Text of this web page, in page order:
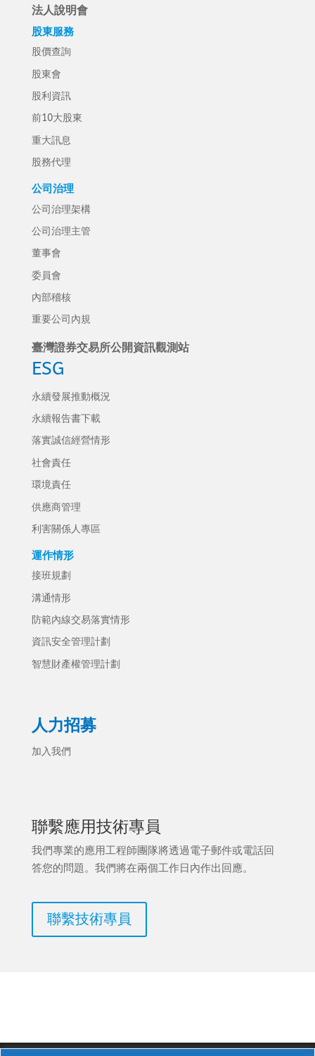
法人說明會
股東服務
股價查詢
股東會
股利資訊
前10大股東
重大訊息
股務代理
公司治理
公司治理架構
公司治理主管
董事會
委員會
內部稽核
重要公司內規
臺灣證券交易所公開資訊觀測站
ESG
永續發展推動概況
永續報告書下載
落實誠信經營情形
社會責任
環境責任
供應商管理
利害關係人專區
運作情形
接班規劃
溝通情形
防範內線交易落實情形
資訊安全管理計劃
智慧財產權管理計劃
人力招募
加入我們
聯繫應用技術專員
我們專業的應用工程師團隊將透過電子郵件或電話回
答您的問題。我們將在兩個工作日內作出回應。
聯繫技術專員